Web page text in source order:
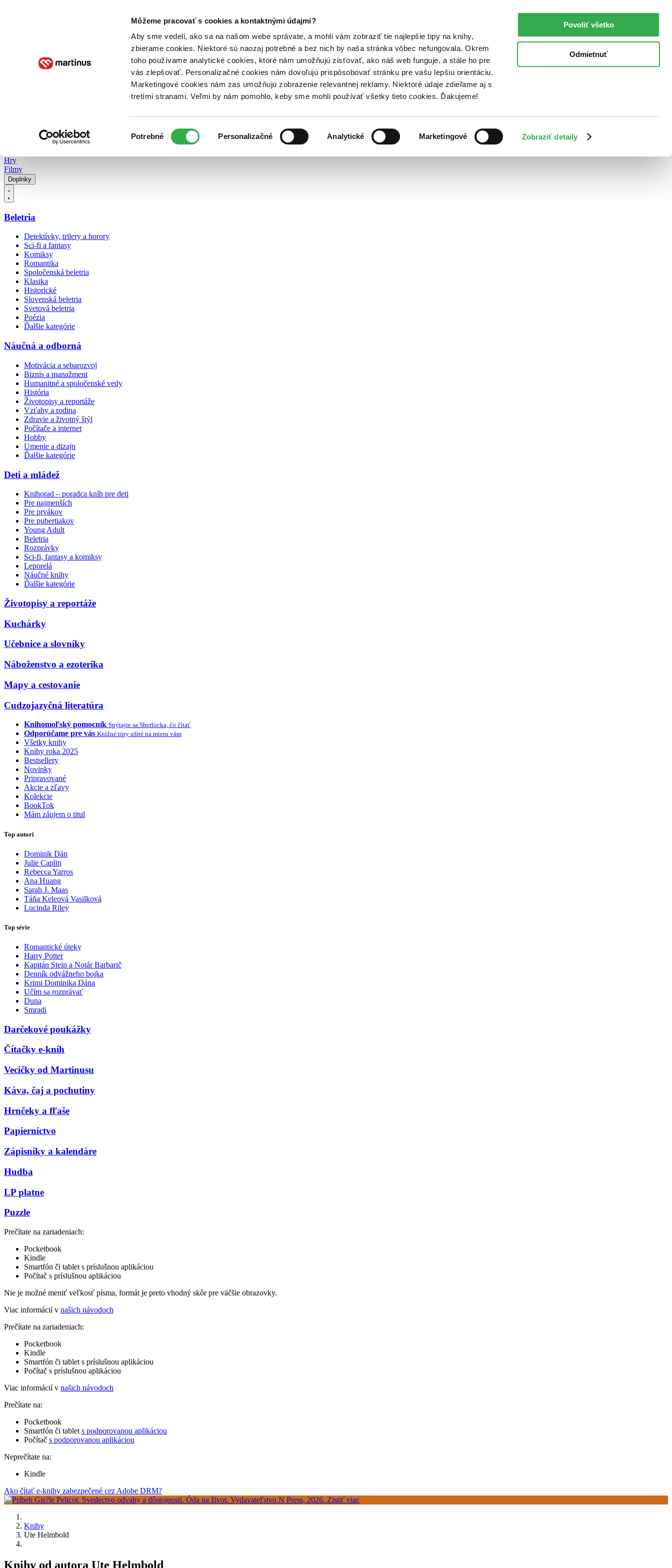
Môžeme pracovať s cookies a kontaktnými údajmi?
Aby sme vedeli, ako sa na našom webe správate, a mohli vám zobraziť tie najlepšie tipy na knihy,
zbierame cookies. Niektoré sú naozaj potrebné a bez nich by naša stránka vôbec nefungovala. Okrem
toho používame analytické cookies, ktoré nám umožňujú zisťovať, ako náš web funguje, a stále ho pre
vás zlepšovať. Personalizačné cookies nám dovoľujú prispôsobovať stránku pre vašu lepšiu orientáciu.
Marketingové cookies nám zas umožňujú zobrazenie relevantnej reklamy. Niektoré údaje zdieľame aj s
tretími stranami. Veľmi by nám pomohlo, keby sme mohli používať všetky tieto cookies. Ďakujeme!
súhlasu
Potrebné Personalizačné Analytické Marketingové Zobraziť detaily
Povoliť všetko
Odmietnuť
Poukážky Kontakt
Hry
Filmy
Doplnky
Beletria
Detektívky, trilery a horory
Sci-fi a fantasy
Komiksy
Romantika
Spoločenská beletria
Klasika
Historické
Slovenská beletria
Svetová beletria
Poézia
Ďalšie kategórie
Náučná a odborná
Motivácia a sebarozvoj
Biznis a manažment
Humanitné a spoločenské vedy
História
Životopisy a reportáže
Vzťahy a rodina
Zdravie a životný štýl
Počítače a internet
Hobby
Umenie a dizajn
Ďalšie kategórie
Deti a mládež
Knihorad – poradca kníh pre deti
Pre najmenších
Pre prvákov
Pre pubertiakov
Young Adult
Beletria
Rozprávky
Sci-fi, fantasy a komiksy
Leporelá
Náučné knihy
Ďalšie kategórie
Životopisy a reportáže
Kuchárky
Učebnice a slovníky
Náboženstvo a ezoterika
Mapy a cestovanie
Cudzojazyčná literatúra
Knihomoľský pomocník Spýtajte sa Sherlocka, čo čítať
Odporúčame pre vás Knižné tipy ušité na mieru vám
Všetky knihy
Knihy roka 2025
Bestsellery
Novinky
Pripravované
Akcie a zľavy
Kolekcie
BookTok
Mám záujem o titul
Top autori
Dominik Dán
Julie Caplin
Rebecca Yarros
Ana Huang
Sarah J. Maas
Táňa Keleová Vasilková
Lucinda Riley
Top série
Romantické úteky
Harry Potter
Kapitán Stein a Notár Barbarič
Denník odvážneho bojka
Krimi Dominika Dána
Učím sa rozprávať
Duna
Smradi
Darčekové poukážky
Čítačky e-kníh
Vecičky od Martinusu
Káva, čaj a pochutiny
Hrnčeky a fľaše
Papiernictvo
Zápisníky a kalendáre
Hudba
LP platne
Puzzle
Prečítate na zariadeniach:
Pocketbook
Kindle
Smartfón či tablet s príslušnou aplikáciou
Počítač s príslušnou aplikáciou
Nie je možné meniť veľkosť písma, formát je preto vhodný skôr pre väčšie obrazovky.
Viac informácií v našich návodoch
Prečítate na zariadeniach:
Pocketbook
Kindle
Smartfón či tablet s príslušnou aplikáciou
Počítač s príslušnou aplikáciou
Viac informácií v našich návodoch
Prečítate na:
Pocketbook
Smartfón či tablet s podporovanou aplikáciou
Počítač s podporovanou aplikáciou
Neprečítate na:
Kindle
Ako čítať e-knihy zabezpečené cez Adobe DRM?
Knihy
Ute Helmbold
Knihy od autora Ute Helmbold